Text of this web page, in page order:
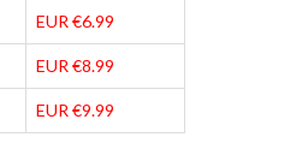
EUR €6.99
EUR €8.99
EUR €9.99